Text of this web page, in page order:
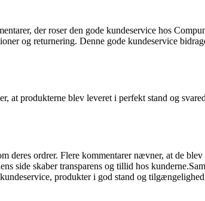
der roser den gode kundeservice hos
og returnering. Denne gode kundeservice
at produkterne blev leveret i perfekt stand og
deres ordrer. Flere kommentarer nævner, at de
side skaber transparens og tillid hos
produkter i god stand og